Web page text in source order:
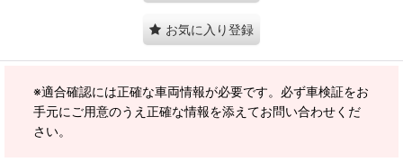
お気に入り登録
※適合確認には正確な車両情報が必要です。必ず車検証をお
手元にご用意のうえ正確な情報を添えてお問い合わせくだ
さい。